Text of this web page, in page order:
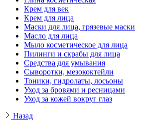
Крем для век
Крем для лица
Маски для лица, грязевые маски
Масло для лица
Мыло косметическое для лица
Пилинги и скрабы для лица
Средства для умывания
Сыворотки, мезококтейли
Тоники, гидролаты, лосьоны
Уход за бровями и ресницами
Уход за кожей вокруг глаз
Назад